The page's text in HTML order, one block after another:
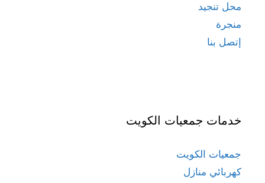
محل تنجيد
منجرة
إتصل بنا
خدمات جمعيات الكويت
جمعيات الكويت
كهربائي منازل